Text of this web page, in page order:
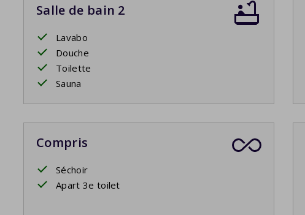
Salle de bain 2
Lavabo
Douche
Toilette
Sauna
Compris
Séchoir
Apart 3e toilet